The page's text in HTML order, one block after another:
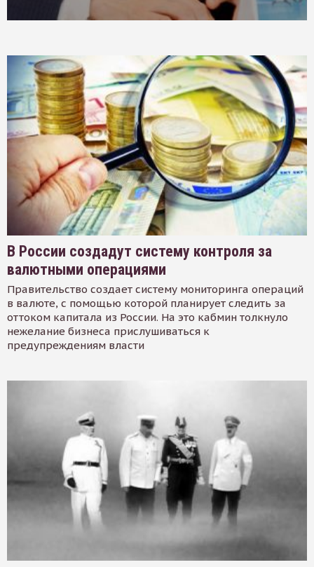
В России создадут систему контроля за
валютными операциями
Правительство создает систему мониторинга операций
в валюте, с помощью которой планирует следить за
оттоком капитала из России. На это кабмин толкнуло
нежелание бизнеса прислушиваться к
предупреждениям власти